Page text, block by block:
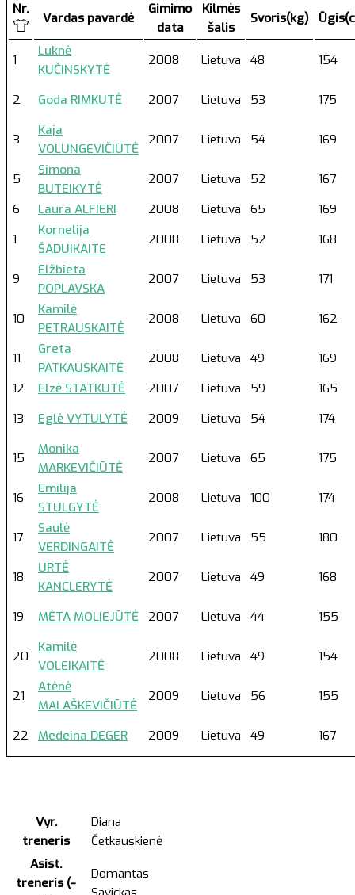
Nr.
Vardas pavardė
Gimimo
data
Kilmės
šalis
Svoris(kg)
1
Luknė
KUČINSKYTĖ
2008 Lietuva 48 154
2 Goda RIMKUTĖ 2007 Lietuva 53 175
3
Kaja
VOLUNGEVIČIŪTĖ
2007 Lietuva 54 169
5
Simona
BUTEIKYTĖ
2007 Lietuva 52
167
6
Laura ALFIERI 2008 Lietuva 65
169
1
Kornelija
ŠADUIKAITE
2008 Lietuva 52 168
9
Elžbieta
POPLAVSKA
2007 Lietuva 53 171
10
Kamilė
PETRAUSKAITĖ
2008 Lietuva 60 162
11
Greta
PATKAUSKAITĖ
2008 Lietuva 49
169
12
Elzė STATKUTĖ 2007 Lietuva 59
165
13
Eglė VYTULYTĖ 2009 Lietuva 54 174
15
Monika
MARKEVIČIŪTĖ
2007 Lietuva 65 175
16
Emilija
STULGYTĖ
2008 Lietuva 100 174
17
Saulė
VERDINGAITĖ
2007 Lietuva 55 180
18
URTĖ
KANCLERYTĖ
2007 Lietuva 49 168
19 MĖTA MOLIEJŪTĖ 2007 Lietuva 44 155
20
Kamilė
VOLEIKAITĖ
2008 Lietuva 49 154
21
Atėnė
MALAŠKEVIČIŪTĖ
2009 Lietuva 56 155
22 Medeina DEGER 2009 Lietuva 49 167
Vyr.
treneris
Diana
Četkauskienė
Asist.
treneris (-
Domantas